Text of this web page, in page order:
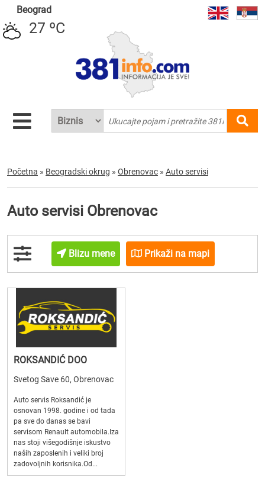
Beograd
27 ºC
Početna » Beogradski okrug » Obrenovac » Auto servisi
Auto servisi Obrenovac
Blizu mene Prikaži na mapi
ROKSANDIĆ DOO
Svetog Save 60, Obrenovac
Auto servis Roksandić je
osnovan 1998. godine i od tada
pa sve do danas se bavi
servisom Renault automobila.Iza
nas stoji višegodišnje iskustvo
naših zaposlenih i veliki broj
zadovoljnih korisnika.Od...